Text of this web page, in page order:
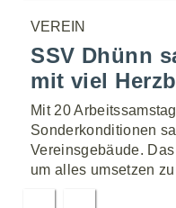
VEREIN
SSV Dhünn
mit viel
Mit 20
Sonderkonditionen
Vereinsgebäude.
um alles umsetzen